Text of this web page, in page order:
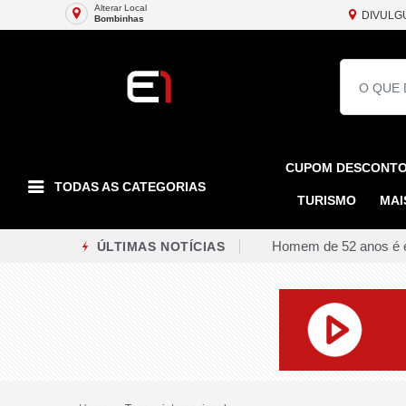
Alterar Local
Bombinhas
TODAS AS CATEGORIAS
CUPOM
TURISMO
ÚLTIMAS NOTÍCIAS Governo do Rio
Governo do RJ
Deputada Dani Balbi